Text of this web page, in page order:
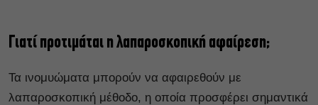
Γιατί προτιμάται η λαπαροσκοπική αφαίρεση;
Τα ινομυώματα μπορούν να αφαιρεθούν με
λαπαροσκοπική μέθοδο, η οποία προσφέρει σημαντικά